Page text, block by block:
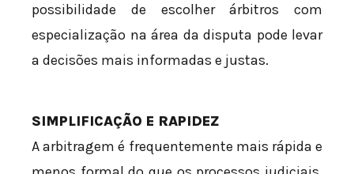
possibilidade de escolher árbitros com
especialização na área da disputa pode levar
a decisões mais informadas e justas.
SIMPLIFICAÇÃO E RAPIDEZ
A arbitragem é frequentemente mais rápida e